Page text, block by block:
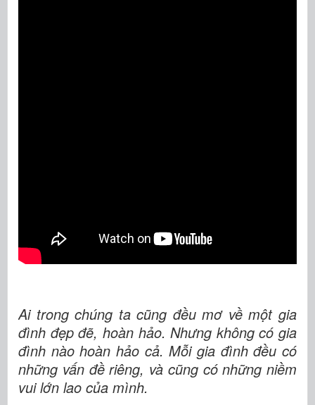
Ai trong chúng ta cũng đều mơ về một gia
đình đẹp đẽ, hoàn hảo. Nhưng không có gia
đình nào hoàn hảo cả. Mỗi gia đình đều có
những vấn đề riêng, và cũng có những niềm
vui lớn lao của mình.